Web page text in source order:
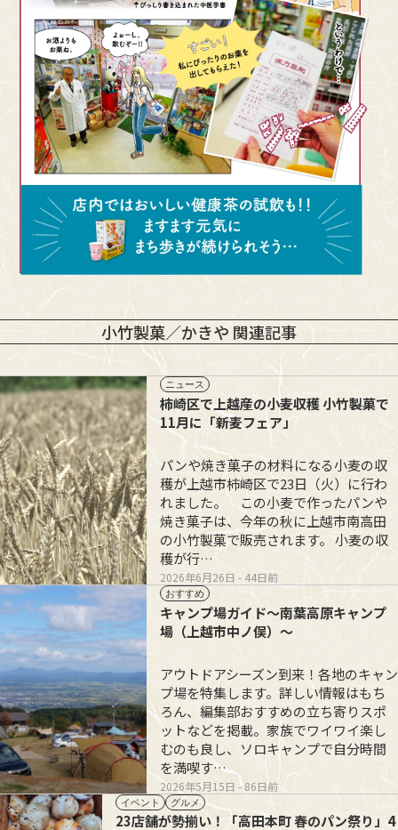
小竹製菓／かきや 関連記事
ニュース
2026年6月26日 - 44日前
柿崎区で上越産の小麦収穫 小竹製菓で
11月に「新麦フェア」
パンや焼き菓子の材料になる小麦の収
穫が上越市柿崎区で23日（火）に行わ
れました。 この小麦で作ったパンや
焼き菓子は、今年の秋に上越市南高田
の小竹製菓で販売されます。 小麦の収
穫が行…
おすすめ
2026年5月15日 - 86日前
キャンプ場ガイド～南葉高原キャンプ
場（上越市中ノ俣）～
アウトドアシーズン到来！各地のキャン
プ場を特集します。詳しい情報はもち
ろん、編集部おすすめの立ち寄りスポ
ットなどを掲載。家族でワイワイ楽し
むのも良し、ソロキャンプで自分時間
を満喫す…
イベント グルメ
23店舗が勢揃い！「高田本町 春のパン祭り」4